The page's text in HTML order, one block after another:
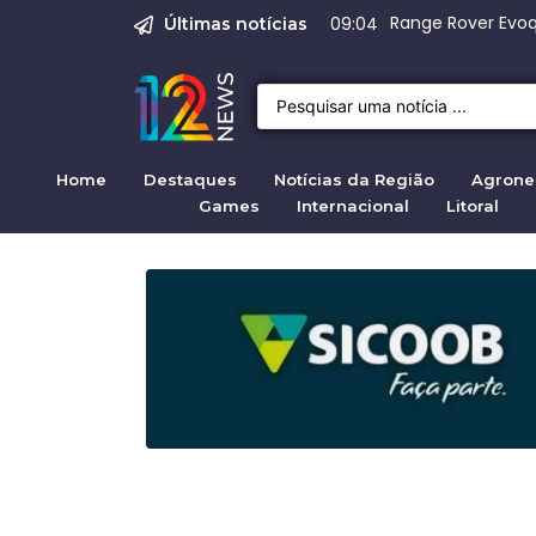
Últimas notícias 09:04 Range Rover
Justiça pela
Justiça para
Justiça pela
Quirno destaca
Home Destaques Notícias da Região
Games
Internacional Litoral